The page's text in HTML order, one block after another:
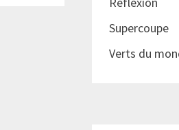
Supercoupe
Verts du